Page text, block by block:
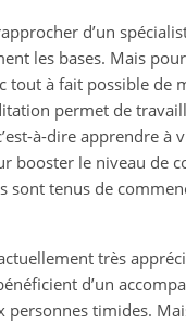
d’un
les bases. Mais
à fait possible de
permet de
à-dire apprendre à
booster le niveau de
sont tenus de
très
d’un
personnes timides.